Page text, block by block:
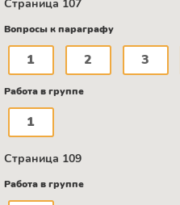
Страница 107
Вопросы к параграфу
1 2 3
Работа в группе
1
Страница 109
Работа в группе